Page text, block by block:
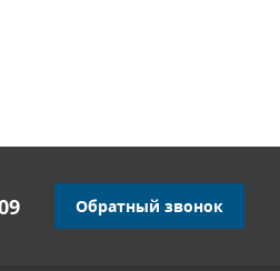
Обратный звонок